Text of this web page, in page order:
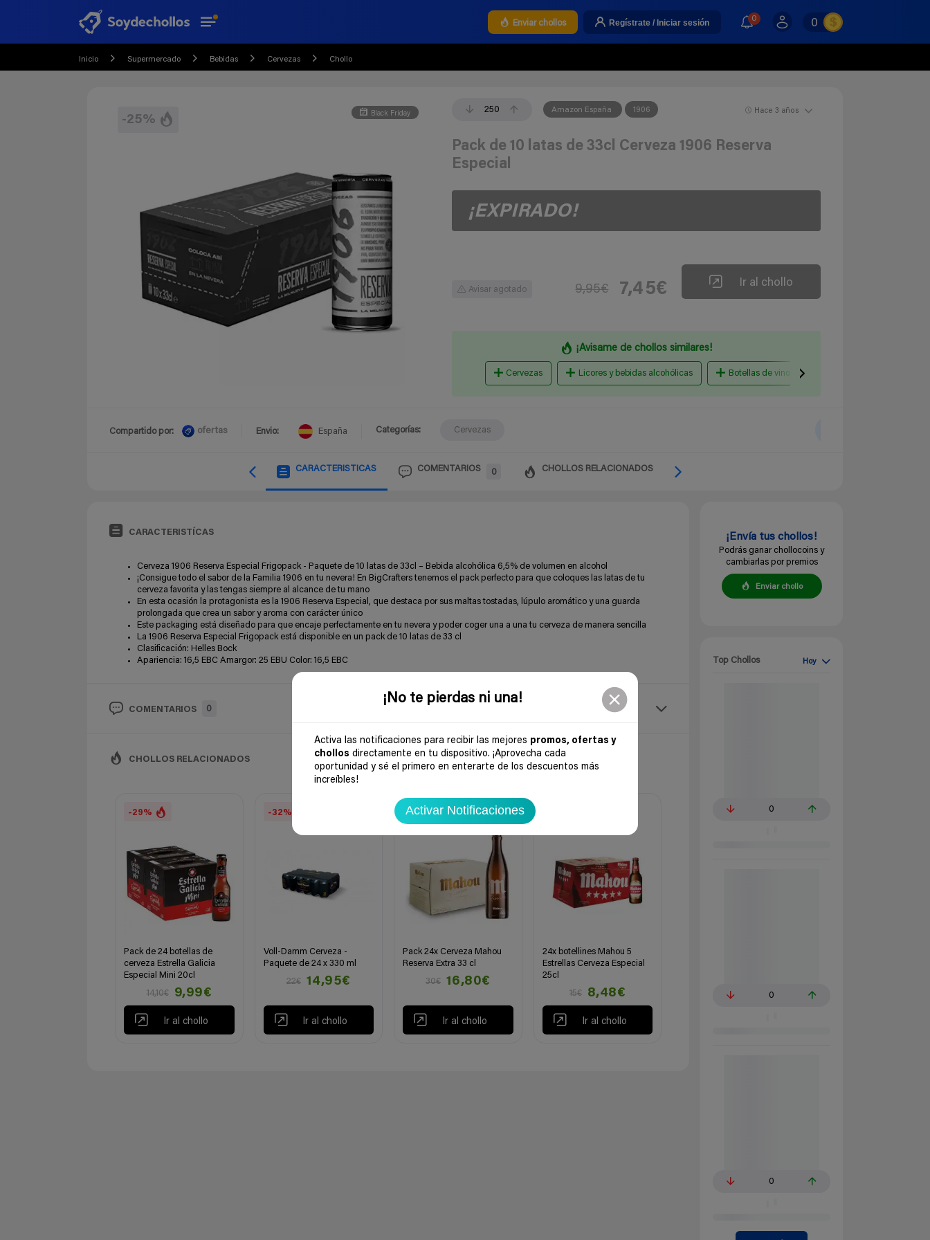
¡No te pierdas ni una!
Activa las notificaciones para recibir las mejores promos, ofertas y
chollos directamente en tu dispositivo. ¡Aprovecha cada
oportunidad y sé el primero en enterarte de los descuentos más
increíbles!
Activar Notificaciones
Enviar chollos Regístrate / Iniciar sesión 0 0
Inicio Supermercado Bebidas Cervezas Chollo
-25% Black Friday 250 Amazon España 1906 Hace 3 años
Pack de 10 latas de 33cl Cerveza 1906 Reserva
Especial
¡EXPIRADO!
Avisar agotado 9,95€ 7,45€ Ir al chollo
¡Avisame de chollos similares!
Cervezas Licores y bebidas alcohólicas Botellas de vino
Compartido por: ofertas Envio: España Categorías: Cervezas
CARACTERISTICAS COMENTARIOS 0 CHOLLOS RELACIONADOS
CARACTERISTÍCAS
Cerveza 1906 Reserva Especial Frigopack - Paquete de 10 latas de 33cl – Bebida alcohólica 6,5% de volumen en alcohol
¡Consigue todo el sabor de la Familia 1906 en tu nevera! En BigCrafters tenemos el pack perfecto para que coloques las latas de tu
cerveza favorita y las tengas siempre al alcance de tu mano
En esta ocasión la protagonista es la 1906 Reserva Especial, que destaca por sus maltas tostadas, lúpulo aromático y una guarda
prolongada que crea un sabor y aroma con carácter único
Este packaging está diseñado para que encaje perfectamente en tu nevera y poder coger una a una tu cerveza de manera sencilla
La 1906 Reserva Especial Frigopack está disponible en un pack de 10 latas de 33 cl
Clasificación: Helles Bock
Apariencia: 16,5 EBC Amargor: 25 EBU Color: 16,5 EBC
COMENTARIOS 0
CHOLLOS RELACIONADOS
-29%
Pack de 24 botellas de
cerveza Estrella Galicia
Especial Mini 20cl
14,10€
9,99€
Ir al chollo
-32%
Voll-Damm Cerveza -
Paquete de 24 x 330 ml
22€
14,95€
Ir al chollo
-44%
Pack 24x Cerveza Mahou
Reserva Extra 33 cl
30€
16,80€
Ir al chollo
24x botellines Mahou 5
Estrellas Cerveza Especial
25cl
15€
8,48€
Ir al chollo
¡Envía tus chollos!
Podrás ganar chollocoins y
cambiarlas por premios
Enviar chollo
Top Chollos Hoy
0
0
0